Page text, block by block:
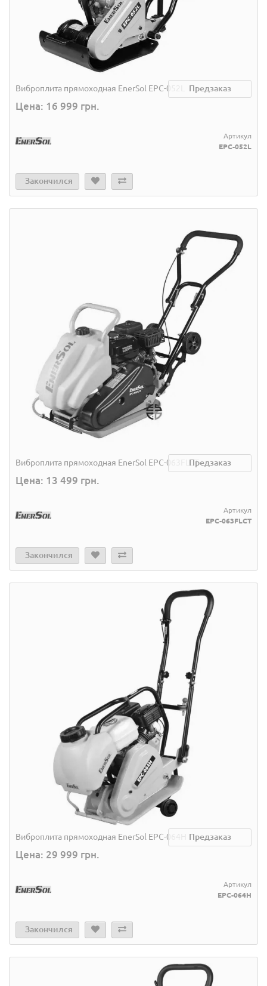
Виброплита прямоходная EnerSol EPC-052L Предзаказ
Цена: 16 999 грн.
Артикул
EPC-052L
Закончился
Виброплита прямоходная EnerSol EPC-063FLCTПредзаказ
Цена: 13 499 грн.
Артикул
EPC-063FLCT
Закончился
Виброплита прямоходная EnerSol EPC-064H Предзаказ
Цена: 29 999 грн.
Артикул
EPC-064H
Закончился